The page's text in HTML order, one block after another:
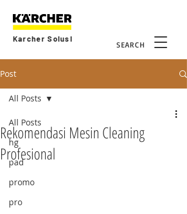
SEARCH
Karcher Solusi
Post
All Posts
hg
pad
promo
pro
All Posts
Rekomendasi Mesin Cleaning
Profesional